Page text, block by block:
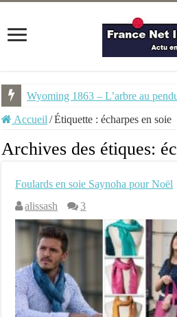
Wyoming 1863 – L’arbre au
Accueil /Étiquette :écharpes en soie
Archives des étiques:
Foulards en soie Saynoha pour Noël
alissash
3